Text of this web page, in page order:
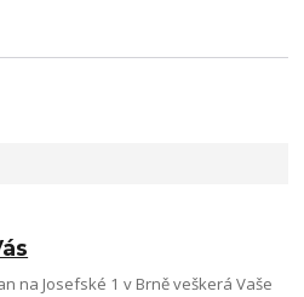
na Josefské 1 v Brně veškerá Vaše